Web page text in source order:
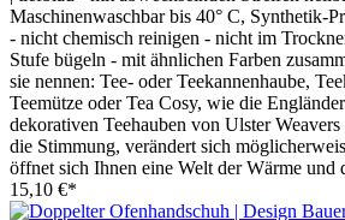
Maschinenwaschbar bis 40° C, Synthetik-
- nicht chemisch reinigen - nicht im
Stufe bügeln - mit ähnlichen Farben
sie nennen: Tee- oder Teekannenhaube,
Teemütze oder Tea Cosy, wie die
dekorativen Teehauben von Ulster
die Stimmung, verändert sich
öffnet sich Ihnen eine Welt der Wärme und
15,10 €*